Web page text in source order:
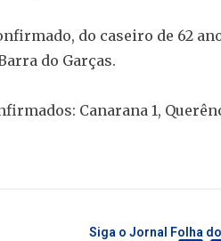
do caseiro de 62
do Garças.
Canarana 1,
Siga o Jornal Folha